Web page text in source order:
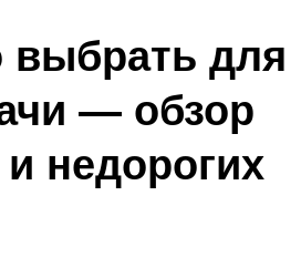
выбрать для
— обзор
недорогих